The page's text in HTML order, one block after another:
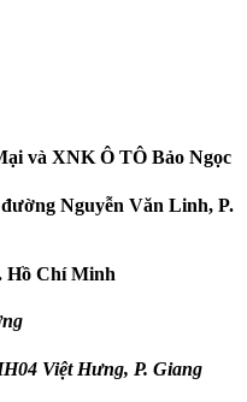
và XNK Ô TÔ Bảo Ngọc
đường Nguyễn Văn Linh, P.
Hồ Chí Minh
Việt Hưng, P. Giang